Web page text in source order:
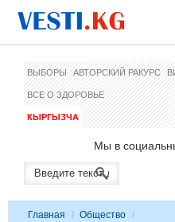
ВЫБОРЫ АВТОРСКИЙ РАКУРС
ВСЕ О ЗДОРОВЬЕ
КЫРГЫЗЧА
Мы в
Главная / Общество /